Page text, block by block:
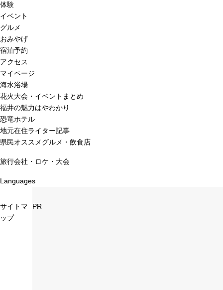
体験
イベント
グルメ
おみやげ
宿泊予約
アクセス
マイページ
海水浴場
花火大会・イベントまとめ
福井の魅力はやわかり
恐竜ホテル
地元在住ライター記事
県民オススメグルメ・飲食店
旅行会社・ロケ・大会
Languages
サイトマ
ップ
PR